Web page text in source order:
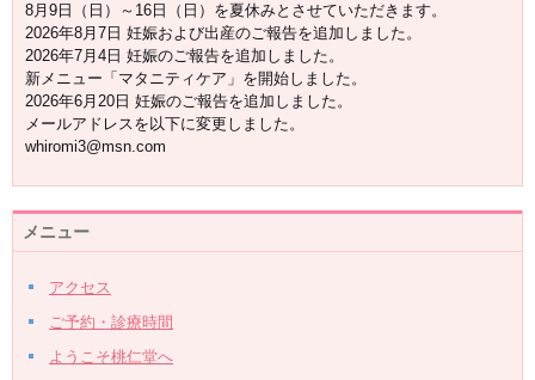
8月9日（日）～16日（日）を夏休みとさせていただきます。
2026年8月7日 妊娠および出産のご報告を追加しました。
2026年7月4日 妊娠のご報告を追加しました。
新メニュー「マタニティケア」を開始しました。
2026年6月20日 妊娠のご報告を追加しました。
メールアドレスを以下に変更しました。
whiromi3@msn.com
メニュー
アクセス
ご予約・診療時間
ようこそ桃仁堂へ